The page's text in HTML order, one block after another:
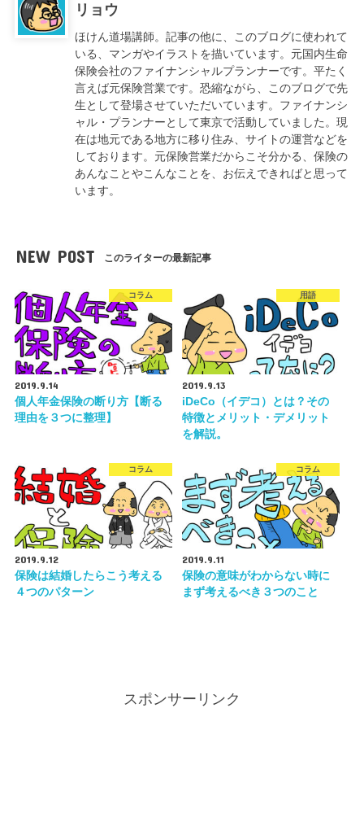
リョウ
ほけん道場講師。記事の他に、このブログに使われて
いる、マンガやイラストを描いています。元国内生命
保険会社のファイナンシャルプランナーです。平たく
言えば元保険営業です。恐縮ながら、このブログで先
生として登場させていただいています。ファイナンシ
ャル・プランナーとして東京で活動していました。現
在は地元である地方に移り住み、サイトの運営などを
しております。元保険営業だからこそ分かる、保険の
あんなことやこんなことを、お伝えできればと思って
います。
NEW POST このライターの最新記事
コラム
2019.9.14
個人年金保険の断り方【断る
理由を３つに整理】
用語
2019.9.13
iDeCo（イデコ）とは？その
特徴とメリット・デメリット
を解説。
コラム
2019.9.12
保険は結婚したらこう考える
４つのパターン
コラム
2019.9.11
保険の意味がわからない時に
まず考えるべき３つのこと
スポンサーリンク